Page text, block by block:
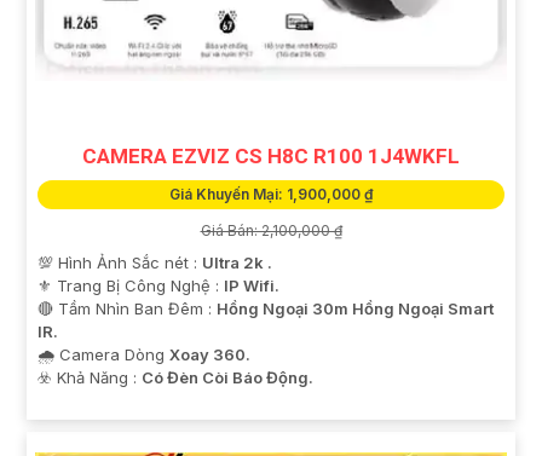
CAMERA EZVIZ CS H8C R100 1J4WKFL
Giá Khuyến Mại: 1,900,000 ₫
Giá Bán: 2,100,000 ₫
💯 Hình Ảnh Sắc nét : Ultra 2k .
⚜️ Trang Bị Công Nghệ : IP Wifi.
🔴 Tầm Nhìn Ban Đêm : Hồng Ngoại 30m Hồng Ngoại Smart
IR.
🌧️ Camera Dòng Xoay 360.
️☣️ Khả Năng : Có Đèn Còi Báo Động.